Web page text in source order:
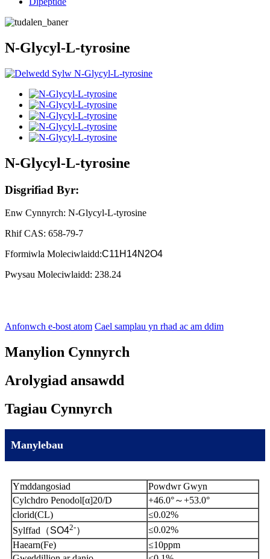
N-Glycyl-L-tyrosine
N-Glycyl-L-tyrosine
Disgrifiad Byr:
Enw Cynnyrch: N-Glycyl-L-tyrosine
Rhif CAS: 658-79-7
Fformiwla Moleciwlaidd:C11H14N2O4
Pwysau Moleciwlaidd: 238.24
Anfonwch e-bost atom Cael samplau yn rhad ac am ddim
Manylion Cynnyrch
Arolygiad ansawdd
Tagiau Cynnyrch
Manylebau
Ymddangosiad
Powdwr Gwyn
Cylchdro Penodol[α]20/D
+46.0°～+53.0°
clorid(CL)
≤0.02%
Sylffad （SO42-）
≤0.02%
Haearn(Fe)
≤10ppm